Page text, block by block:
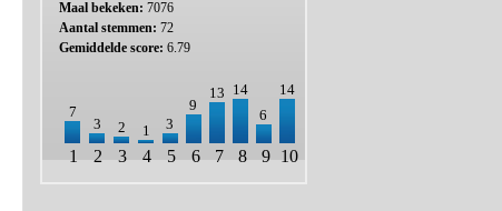
Maal bekeken: 7076
Aantal stemmen: 72
Gemiddelde score: 6.79
7
3 2 1 3
9
13 14
6
14
1 2 3 4 5 6 7 8 9 10